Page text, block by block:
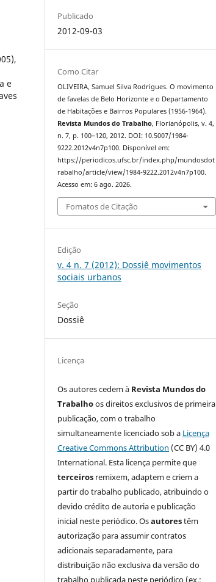
e
Publicado
2012-09-03
Como Citar
OLIVEIRA, Samuel Silva Rodrigues. O movimento
de favelas de Belo Horizonte e o Departamento
de Habitações e Bairros Populares (1956-1964).
Revista Mundos do Trabalho, Florianópolis, v. 4,
n. 7, p. 100–120, 2012. DOI: 10.5007/1984-
9222.2012v4n7p100. Disponível em:
https://periodicos.ufsc.br/index.php/mundosdot
rabalho/article/view/1984-9222.2012v4n7p100.
Acesso em: 6 ago. 2026.
Fomatos de Citação
Edição
v. 4 n. 7 (2012): Dossiê movimentos
sociais urbanos
Seção
Dossiê
Licença
Os autores cedem à Revista Mundos do
Trabalhoos direitos exclusivos de primeira
publicação, com o trabalho
simultaneamente licenciado sob a Licença
Creative Commons Attribution (CC BY) 4.0
International. Esta licença permite que
terceiros remixem, adaptem e criem a
partir do trabalho publicado, atribuindo o
devido crédito de autoria e publicação
inicial neste periódico. Osautorestêm
autorização para assumir contratos
adicionais separadamente, para
distribuição não exclusiva da versão do
trabalho publicada neste periódico (ex.: